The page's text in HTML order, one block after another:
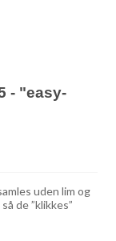
- "easy-
uden lim og
de ”klikkes”